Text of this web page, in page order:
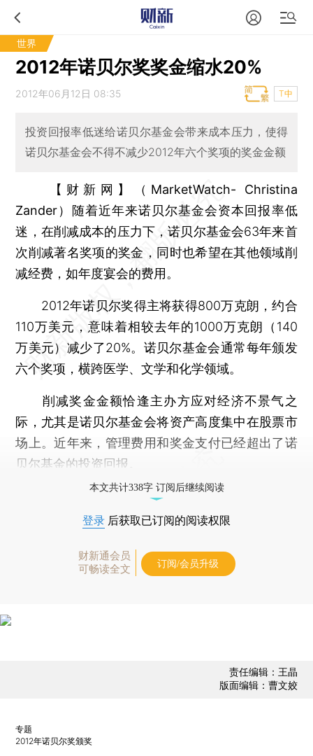
世界
2012年诺贝尔奖奖金缩水20%
2012年06月12日 08:35 T中
投资回报率低迷给诺贝尔基金会带来成本压力，使得
诺贝尔基金会不得不减少2012年六个奖项的奖金金额
【财新网】（MarketWatch- Christina
Zander） 随着近年来诺贝尔基金会资本回报率低
迷，在削减成本的压力下，诺贝尔基金会63年来首
次削减著名奖项的奖金，同时也希望在其他领域削
减经费，如年度宴会的费用。
2012年诺贝尔奖得主将获得800万克朗，约合
110万美元，意味着相较去年的1000万克朗（140
万美元）减少了20%。诺贝尔基金会通常每年颁发
六个奖项，横跨医学、文学和化学领域。
削减奖金金额恰逢主办方应对经济不景气之
际，尤其是诺贝尔基金会将资产高度集中在股票市
场上。近年来，管理费用和奖金支付已经超出了诺
贝尔基金的投资回报。
本文共计338字 订阅后继续阅读
登录 后获取已订阅的阅读权限
财新通会员
可畅读全文
订阅/会员升级
责任编辑：王晶
版面编辑：曹文姣
专题
2012年诺贝尔奖颁奖